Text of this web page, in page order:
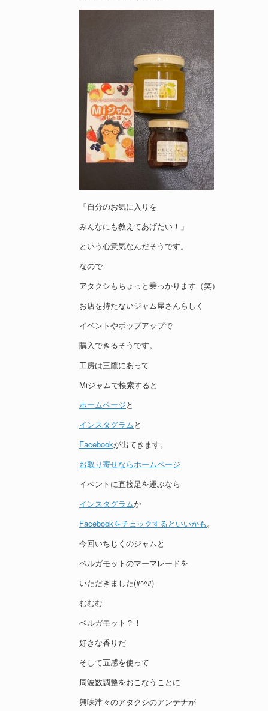
「自分のお気に入りを
みんなにも教えてあげたい！」
という心意気なんだそうです。
なので
アタクシもちょっと乗っかります（笑）
お店を持たないジャム屋さんらしく
イベントやポップアップで
購入できるそうです。
工房は三鷹にあって
Miジャムで検索すると
ホームページと
インスタグラムと
Facebookが出てきます。
お取り寄せならホームページ
イベントに直接足を運ぶなら
インスタグラムか
Facebookをチェックするといいかも。
今回いちじくのジャムと
ベルガモットのマーマレードを
いただきました(#^^#)
むむむ
ベルガモット？！
好きな香りだ
そして五感を使って
周波数調整をおこなうことに
興味津々のアタクシのアンテナが